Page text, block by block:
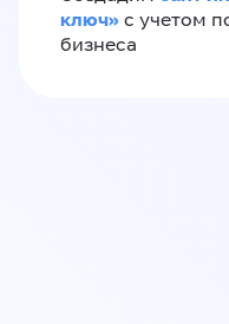
ключ» с учетом
бизнеса